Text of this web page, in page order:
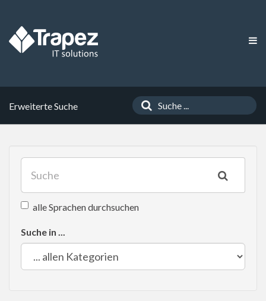
Erweiterte Suche
alle Sprachen durchsuchen
Suche in ...